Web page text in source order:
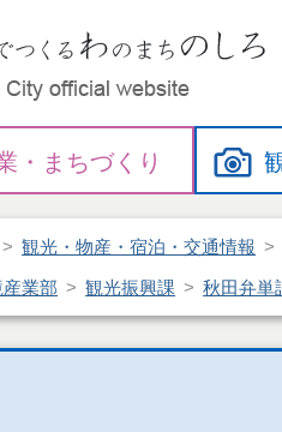
・ まちづくり
観光・物産・宿泊・交通情報
業部 観光振興課 秋田弁単